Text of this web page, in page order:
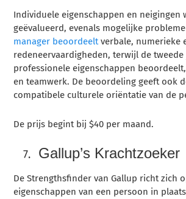
Individuele eigenschappen en neigingen
geëvalueerd, evenals mogelijke
manager beoordeeltverbale, numerieke
redeneervaardigheden, terwijl de tweede
professionele eigenschappen
en teamwerk. De beoordeling geeft ook
compatibele culturele oriëntatie van de
De prijs begint bij $40 per maand.
Gallup’s Krachtzoeker
De Strengthsfinder van Gallup richt zich
eigenschappen van een persoon in